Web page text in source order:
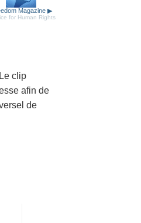
Magazine ▶
for Human Rights
clip
afin de
de